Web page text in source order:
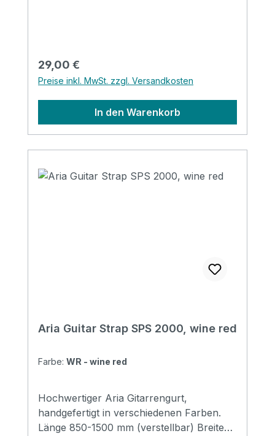
Regulärer Preis:
29,00 €
Preise inkl. MwSt. zzgl. Versandkosten
In den Warenkorb
Aria Guitar Strap SPS 2000, wine red
Farbe: WR - wine red
Hochwertiger Aria Gitarrengurt,
handgefertigt in verschiedenen Farben.
Länge 850-1500 mm (verstellbar) Breite